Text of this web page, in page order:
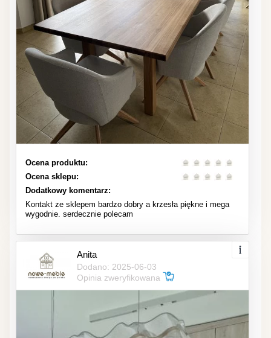
Ocena produktu:
Ocena sklepu:
Dodatkowy komentarz:
Kontakt ze sklepem bardzo dobry a krzesła piękne i mega
wygodnie. serdecznie polecam
Anita
Dodano: 2025-06-03
Opinia zweryfikowana